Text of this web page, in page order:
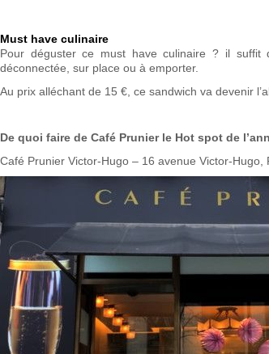
Must have culinaire
Pour déguster ce must have culinaire ? il suffit
déconnectée, sur place ou à emporter.
Au prix alléchant de 15 €, ce sandwich va devenir
De quoi faire de Café Prunier le Hot spot de
Café Prunier Victor-Hugo – 16 avenue Victor-Hugo,